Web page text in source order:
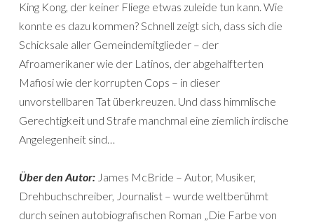
King Kong, der keiner Fliege etwas zuleide tun kann. Wie
konnte es dazu kommen? Schnell zeigt sich, dass sich die
Schicksale aller Gemeindemitglieder – der
Afroamerikaner wie der Latinos, der abgehalfterten
Mafiosi wie der korrupten Cops – in dieser
unvorstellbaren Tat überkreuzen. Und dass himmlische
Gerechtigkeit und Strafe manchmal eine ziemlich irdische
Angelegenheit sind…
Über den Autor: James McBride – Autor, Musiker,
Drehbuchschreiber, Journalist – wurde weltberühmt
durch seinen autobiografischen Roman „Die Farbe von